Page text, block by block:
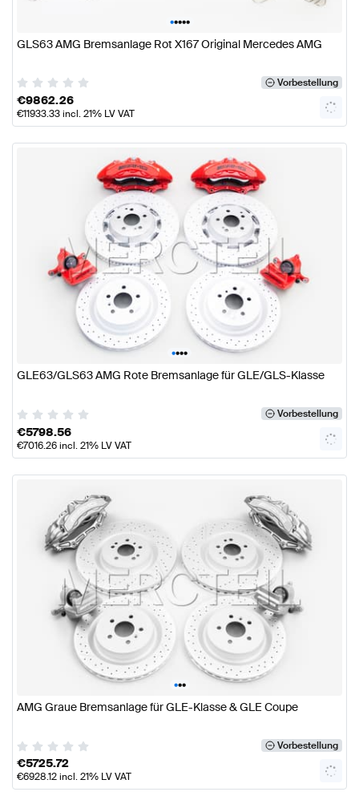
•••••
GLS63 AMG Bremsanlage Rot X167 Original Mercedes AMG
Vorbestellung
€9862.26
€11933.33incl. 21% LV VAT
••••
GLE63/GLS63 AMG Rote Bremsanlage für GLE/GLS-Klasse
Vorbestellung
€5798.56
€7016.26incl. 21% LV VAT
•••
AMG Graue Bremsanlage für GLE-Klasse & GLE Coupe
Vorbestellung
€5725.72
€6928.12incl. 21% LV VAT